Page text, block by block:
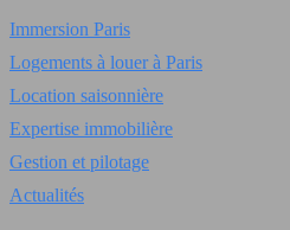
Immersion Paris
Logements à louer à Paris
Location saisonnière
Expertise immobilière
Gestion et pilotage
Actualités